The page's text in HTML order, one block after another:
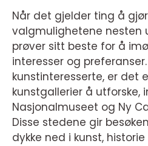
Når det gjelder ting å
valgmulighetene nesten
prøver sitt beste for å
interesser og
kunstinteresserte, er det
kunstgallerier å utforske,
Nasjonalmuseet og Ny
Disse stedene gir
dykke ned i kunst,